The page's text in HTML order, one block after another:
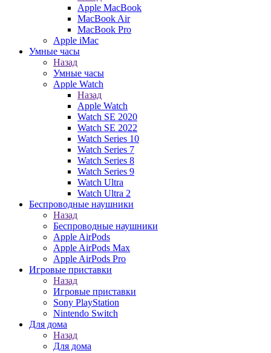
Apple MacBook
MacBook Air
MacBook Pro
Apple iMac
Умные часы
Назад
Умные часы
Apple Watch
Назад
Apple Watch
Watch SE 2020
Watch SE 2022
Watch Series 10
Watch Series 7
Watch Series 8
Watch Series 9
Watch Ultra
Watch Ultra 2
Беспроводные наушники
Назад
Беспроводные наушники
Apple AirPods
Apple AirPods Max
Apple AirPods Pro
Игровые приставки
Назад
Игровые приставки
Sony PlayStation
Nintendo Switch
Для дома
Назад
Для дома